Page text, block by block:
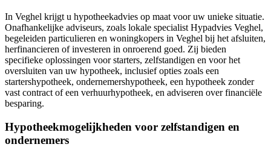
In Veghel krijgt u hypotheekadvies op maat voor uw unieke situatie.
Onafhankelijke adviseurs, zoals lokale specialist Hypadvies Veghel,
begeleiden particulieren en woningkopers in Veghel bij het afsluiten,
herfinancieren of investeren in onroerend goed. Zij bieden
specifieke oplossingen voor starters, zelfstandigen en voor het
oversluiten van uw hypotheek, inclusief opties zoals een
startershypotheek, ondernemershypotheek, een hypotheek zonder
vast contract of een verhuurhypotheek, en adviseren over financiële
besparing.
Hypotheekmogelijkheden voor zelfstandigen en
ondernemers